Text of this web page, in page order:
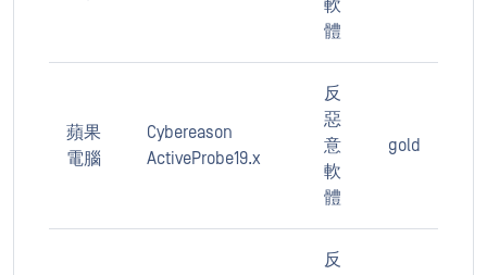
軟
體
蘋果
電腦
Cybereason
ActiveProbe19.x
反
惡
意
軟
體
gold
反